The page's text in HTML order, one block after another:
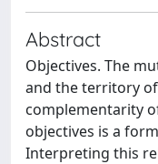
Abstract
Objectives. The
and the territory
complementarity
objectives is a
Interpreting this